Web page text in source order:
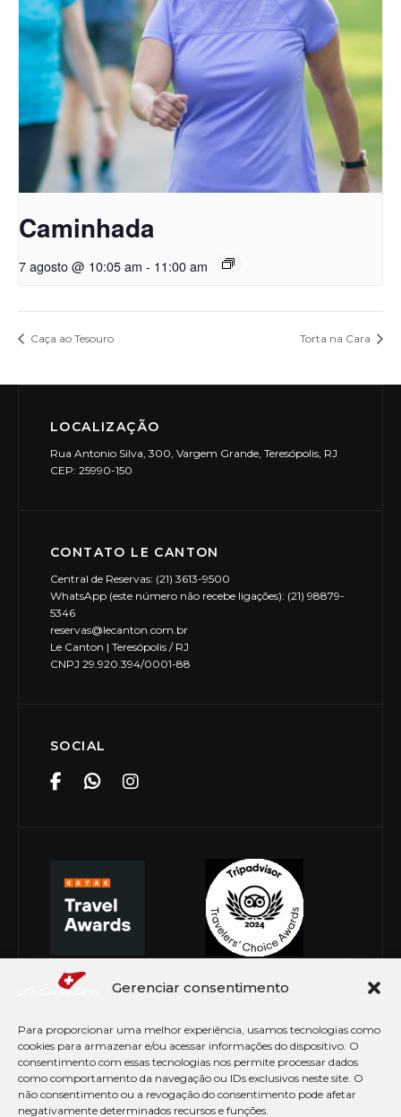
Gerenciar consentimento
Para proporcionar uma melhor experiência, usamos tecnologias como
cookies para armazenar e/ou acessar informações do dispositivo. O
consentimento com essas tecnologias nos permite processar dados
como comportamento da navegação ou IDs exclusivos neste site. O
não consentimento ou a revogação do consentimento pode afetar
negativamente determinados recursos e funções.
Caminhada
7 agosto @ 10:05 am - 11:00 am
Caça ao Tesouro Torta na Cara
LOCALIZAÇÃO
Rua Antonio Silva, 300, Vargem Grande, Teresópolis, RJ
CEP: 25990-150
CONTATO LE CANTON
Central de Reservas: (21) 3613-9500
WhatsApp (este número não recebe ligações): (21) 98879-
5346
reservas@lecanton.com.br
Le Canton | Teresópolis / RJ
CNPJ 29.920.394/0001-88
SOCIAL
© Copyright 2026 Le Canton. Todos os direitos